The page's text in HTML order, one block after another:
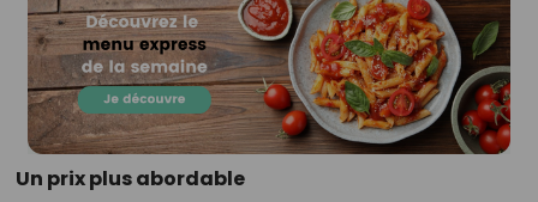
Un prix plus abordable